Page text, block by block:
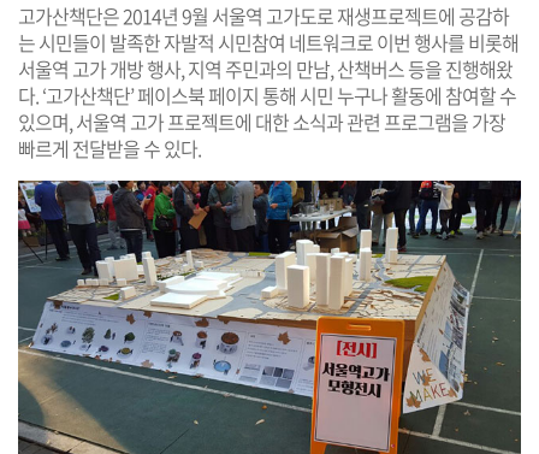
고가산책단은 2014년 9월 서울역 고가도로 재생프로젝트에 공감하
는 시민들이 발족한 자발적 시민참여 네트워크로 이번 행사를 비롯해
서울역 고가 개방 행사, 지역 주민과의 만남, 산책버스 등을 진행해왔
다. ‘고가산책단’ 페이스북 페이지 통해 시민 누구나 활동에 참여할 수
있으며, 서울역 고가 프로젝트에 대한 소식과 관련 프로그램을 가장
빠르게 전달받을 수 있다.